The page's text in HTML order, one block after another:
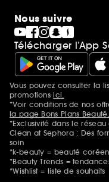
Nous suivre
Télécharger l’App
Mentions
Vous pouvez consulter la
promotionsici.
*Voir conditions de nos
la page Bons Plans Beauté.
*Exclusivité dans le
Clean at Sephora : Des
soin
*k-beauty = beauté
*Beauty Trends =
*Wishlist = liste de souhaits